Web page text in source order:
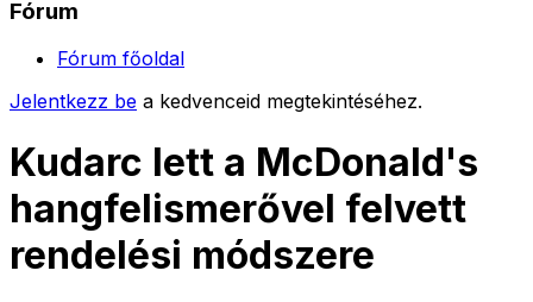
Fórum
Fórum főoldal
Jelentkezz be a kedvenceid megtekintéséhez.
Kudarc lett a McDonald's
hangfelismerővel felvett
rendelési módszere